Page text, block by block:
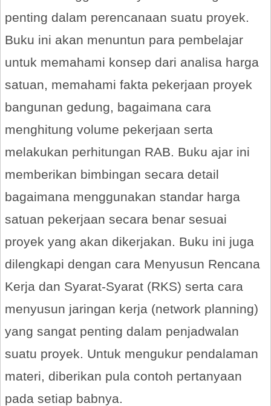
penting dalam perencanaan suatu proyek.
Buku ini akan menuntun para pembelajar
untuk memahami konsep dari analisa harga
satuan, memahami fakta pekerjaan proyek
bangunan gedung, bagaimana cara
menghitung volume pekerjaan serta
melakukan perhitungan RAB. Buku ajar ini
memberikan bimbingan secara detail
bagaimana menggunakan standar harga
satuan pekerjaan secara benar sesuai
proyek yang akan dikerjakan. Buku ini juga
dilengkapi dengan cara Menyusun Rencana
Kerja dan Syarat-Syarat (RKS) serta cara
menyusun jaringan kerja (network planning)
yang sangat penting dalam penjadwalan
suatu proyek. Untuk mengukur pendalaman
materi, diberikan pula contoh pertanyaan
pada setiap babnya.